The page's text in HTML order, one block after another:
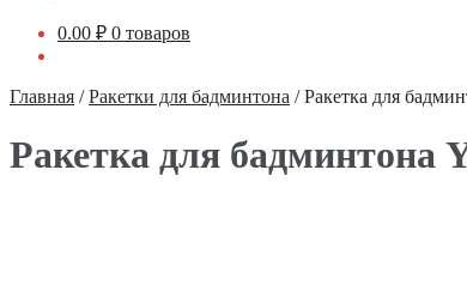
0.00 ₽ 0 товаров
Главная /Ракетки для бадминтона /Ракетка для
Ракетка для бадминтона